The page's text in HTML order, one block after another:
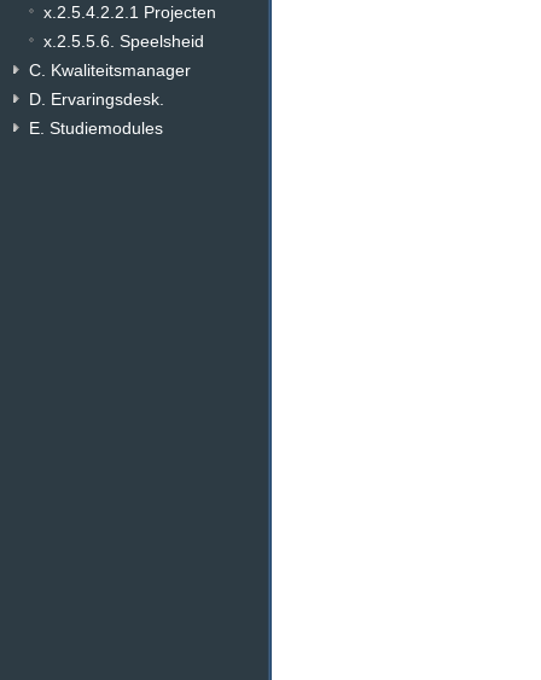
x.2.5.4.2.2.1 Projecten
x.2.5.5.6. Speelsheid
C. Kwaliteitsmanager
D. Ervaringsdesk.
E. Studiemodules